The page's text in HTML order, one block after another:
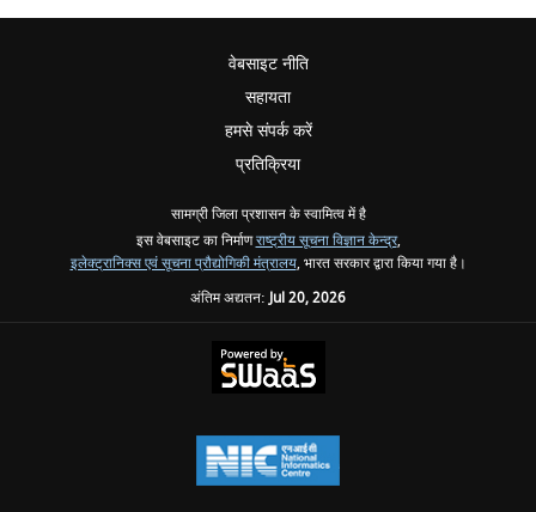
वेबसाइट नीति
सहायता
हमसे संपर्क करें
प्रतिक्रिया
सामग्री जिला प्रशासन के स्वामित्व में है
इस वेबसाइट का निर्माणराष्ट्रीय सूचना विज्ञान केन्द्र,
इलेक्ट्रानिक्स एवं सूचना प्रौद्योगिकी मंत्रालय, भारत सरकार द्वारा किया गया है।
अंतिम अद्यतन:Jul 20, 2026